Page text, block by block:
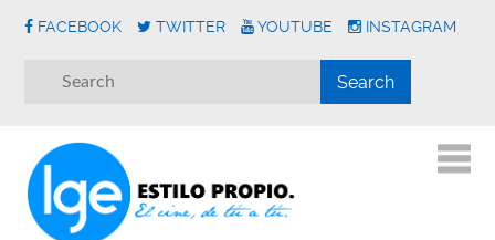
FACEBOOK TWITTER YOUTUBE INSTAGRAM